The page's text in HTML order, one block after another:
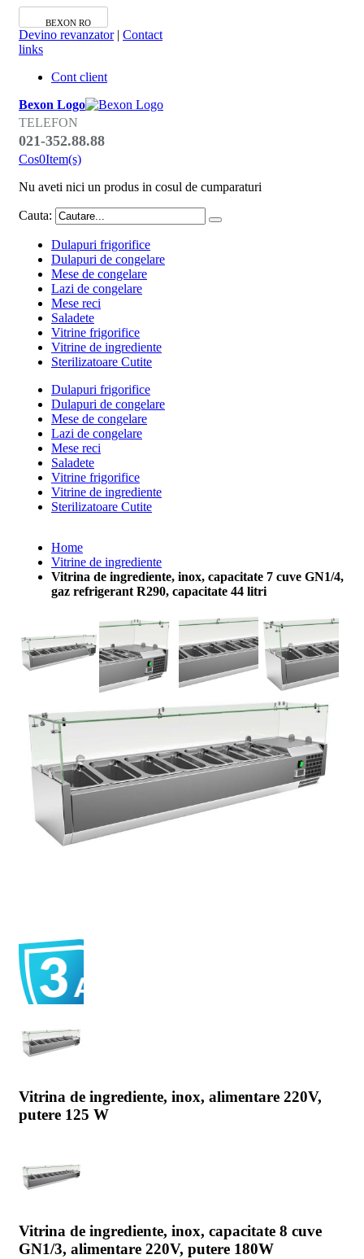
BEXON RO
Devino revanzator| Contact
links
Cont client
Bexon Logo
TELEFON
021-352.88.88
Cos0Item(s)
Nu aveti nici un produs in cosul de cumparaturi
Cauta:
Dulapuri frigorifice
Dulapuri de congelare
Mese de congelare
Lazi de congelare
Mese reci
Saladete
Vitrine frigorifice
Vitrine de ingrediente
Sterilizatoare Cutite
Dulapuri frigorifice
Dulapuri de congelare
Mese de congelare
Lazi de congelare
Mese reci
Saladete
Vitrine frigorifice
Vitrine de ingrediente
Sterilizatoare Cutite
Home
Vitrine de ingrediente
Vitrina de ingrediente, inox, capacitate 7 cuve GN1/4,
gaz refrigerant R290, capacitate 44 litri
Vitrina de ingrediente, inox, alimentare 220V,
putere 125 W
Vitrina de ingrediente, inox, capacitate 8 cuve
GN1/3, alimentare 220V, putere 180W